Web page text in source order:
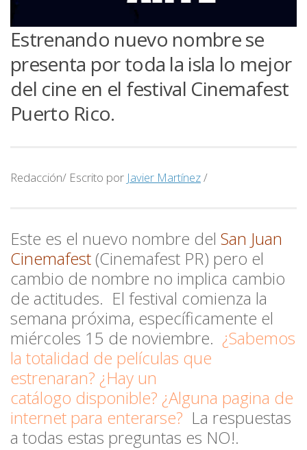
Estrenando nuevo nombre se
presenta por toda la isla lo mejor
del cine en el festival Cinemafest
Puerto Rico.
Redacción/ Escrito por Javier Martínez/
Este es el nuevo nombre del San Juan
Cinemafest(Cinemafest PR) pero el
cambio de nombre no implica cambio
de actitudes. El festival comienza la
semana próxima, específicamente el
miércoles 15 de noviembre. ¿Sabemos
la totalidad de películas que
estrenaran? ¿Hay un
catálogo disponible? ¿Alguna pagina de
internet para enterarse? La respuestas
a todas estas preguntas es NO!.